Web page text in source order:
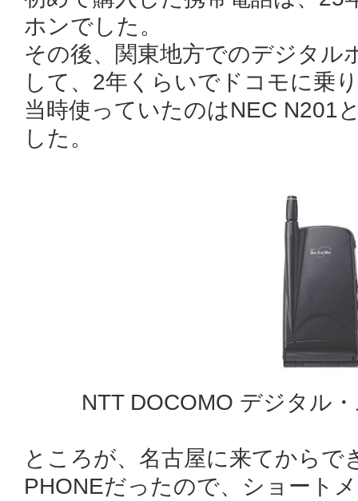
ホンでした。
その後、関東地方でのデジタル
して、2年くらいでドコモに乗
当時使っていたのはNEC N201
した。
NTT DOCOMO デジタル
ところが、名古屋に来てからで
PHONEだったので、ショート